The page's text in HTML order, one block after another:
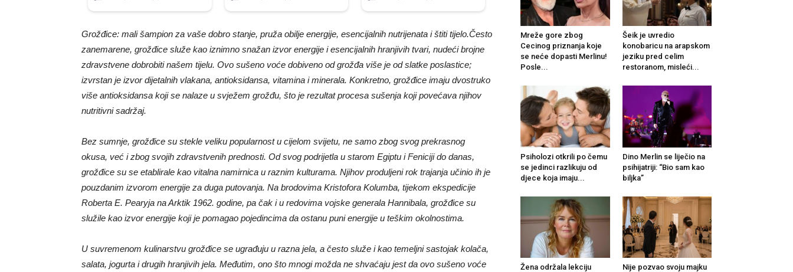
Grožđice: mali šampion za vaše dobro stanje, pruža obilje energije, esencijalnih nutrijenata i štiti tijelo.Često
zanemarene, grožđice služe kao iznimno snažan izvor energije i esencijalnih hranjivih tvari, nudeći brojne
zdravstvene dobrobiti našem tijelu. Ovo sušeno voće dobiveno od grožđa više je od slatke poslastice;
izvrstan je izvor dijetalnih vlakana, antioksidansa, vitamina i minerala. Konkretno, grožđice imaju dvostruko
više antioksidansa koji se nalaze u svježem grožđu, što je rezultat procesa sušenja koji povećava njihov
nutritivni sadržaj.
Bez sumnje, grožđice su stekle veliku popularnost u cijelom svijetu, ne samo zbog svog prekrasnog
okusa, već i zbog svojih zdravstvenih prednosti. Od svog podrijetla u starom Egiptu i Feniciji do danas,
grožđice su se etablirale kao vitalna namirnica u raznim kulturama. Njihov produljeni rok trajanja učinio ih je
pouzdanim izvorom energije za duga putovanja. Na brodovima Kristofora Kolumba, tijekom ekspedicije
Roberta E. Pearyja na Arktik 1962. godine, pa čak i u redovima vojske generala Hannibala, grožđice su
služile kao izvor energije koji je pomagao pojedincima da ostanu puni energije u teškim okolnostima.
U suvremenom kulinarstvu grožđice se ugrađuju u razna jela, a često služe i kao temeljni sastojak kolača,
salata, jogurta i drugih hranjivih jela. Međutim, ono što mnogi možda ne shvaćaju jest da ovo sušeno voće
Mreže gore zbog
Cecinog priznanja koje
se neće dopasti Merlinu!
Posle...
Šeik je uvredio
konobaricu na arapskom
jeziku pred celim
restoranom, misleći...
Psiholozi otkrili po čemu
se jedinci razlikuju od
djece koja imaju...
Dino Merlin se liječio na
psihijatriji: “Bio sam kao
biljka”
Žena održala lekciju
Nije pozvao svoju majku